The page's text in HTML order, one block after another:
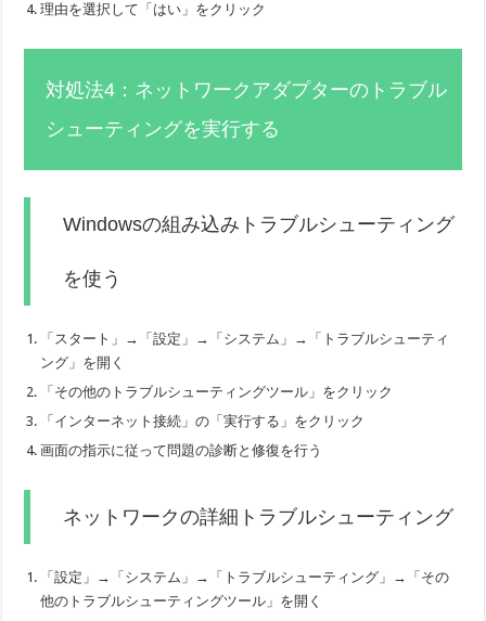
理由を選択して「はい」をクリック
対処法4：ネットワークアダプターのトラブル
シューティングを実行する
Windowsの組み込みトラブルシューティング
を使う
「スタート」→「設定」→「システム」→「トラブルシューティ
ング」を開く
「その他のトラブルシューティングツール」をクリック
「インターネット接続」の「実行する」をクリック
画面の指示に従って問題の診断と修復を行う
ネットワークの詳細トラブルシューティング
「設定」→「システム」→「トラブルシューティング」→「その
他のトラブルシューティングツール」を開く